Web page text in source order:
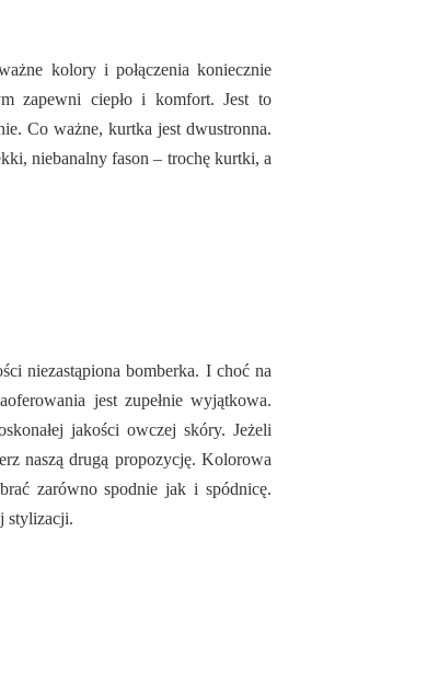
kolory i połączenia koniecznie
zapewni ciepło i komfort. Jest to
Co ważne, kurtka jest dwustronna.
niebanalny fason – trochę kurtki, a
niezastąpiona bomberka. I choć na
jest zupełnie wyjątkowa.
jakości owczej skóry. Jeżeli
naszą drugą propozycję. Kolorowa
zarówno spodnie jak i spódnicę.
stylizacji.